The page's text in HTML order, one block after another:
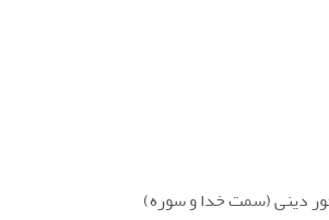
دینی (سمت خدا و سوره)